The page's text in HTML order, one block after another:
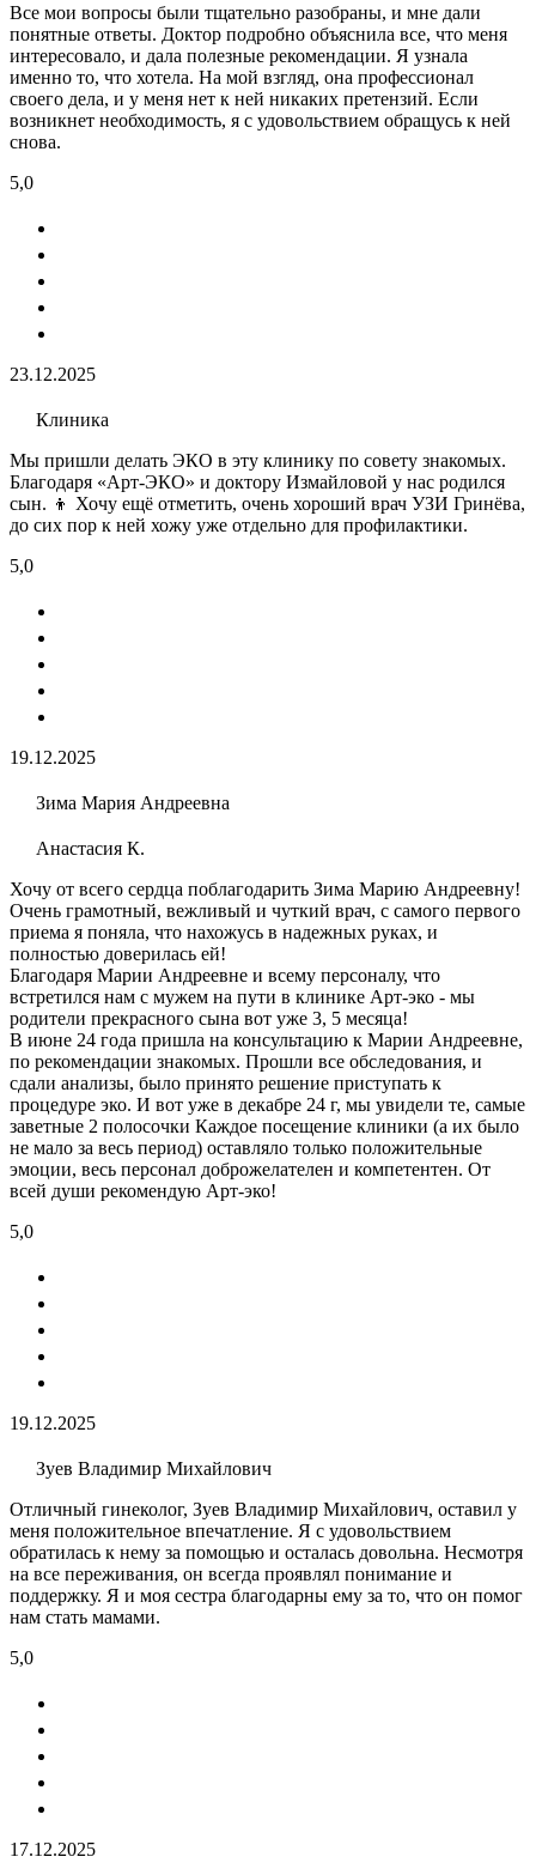
Все мои вопросы были тщательно разобраны, и мне дали
понятные ответы. Доктор подробно объяснила все, что меня
интересовало, и дала полезные рекомендации. Я узнала
именно то, что хотела. На мой взгляд, она профессионал
своего дела, и у меня нет к ней никаких претензий. Если
возникнет необходимость, я с удовольствием обращусь к ней
снова.
5,0
23.12.2025
Клиника
Мы пришли делать ЭКО​ в эту клинику по совету знакомых.
Благодаря «Арт-ЭКО» и доктору Измайловой у нас родился
сын. 👦 Хочу ещё отметить, очень хороший врач УЗИ​ Гринёва,
до сих пор к ней хожу уже отдельно для профилактики.
5,0
19.12.2025
Зима Мария Андреевна
Анастасия К.
Хочу от всего сердца поблагодарить Зима Марию Андреевну!
Очень грамотный, вежливый и чуткий врач, с самого первого
приема я поняла, что нахожусь в надежных руках, и
полностью доверилась ей!
Благодаря Марии Андреевне и всему персоналу, что
встретился нам с мужем на пути в клинике Арт-эко - мы
родители прекрасного сына вот уже 3, 5 месяца!
В июне 24 года пришла на консультацию к Марии Андреевне,
по рекомендации знакомых. Прошли все обследования, и
сдали анализы, было принято решение приступать к
процедуре эко. И вот уже в декабре 24 г, мы увидели те, самые
заветные 2 полосочки Каждое посещение клиники (а их было
не мало за весь период) оставляло только положительные
эмоции, весь персонал доброжелателен и компетентен. От
всей души рекомендую Арт-эко!
5,0
19.12.2025
Зуев Владимир Михайлович
Отличный гинеколог, Зуев Владимир Михайлович, оставил у
меня положительное впечатление. Я с удовольствием
обратилась к нему за помощью и осталась довольна. Несмотря
на все переживания, он всегда проявлял понимание и
поддержку. Я и моя сестра благодарны ему за то, что он помог
нам стать мамами.
5,0
17.12.2025